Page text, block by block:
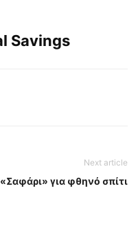
Savings
Next article
«Σαφάρι» για φθηνό σπίτι